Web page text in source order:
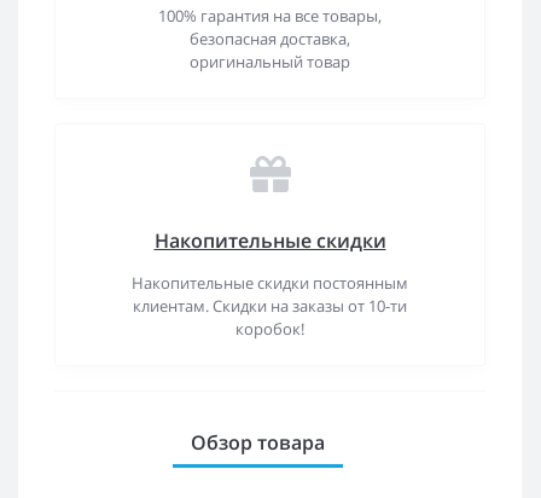
100% гарантия на все товары,
безопасная доставка,
оригинальный товар
Накопительные скидки
Накопительные скидки постоянным
клиентам. Скидки на заказы от 10-ти
коробок!
Обзор товара